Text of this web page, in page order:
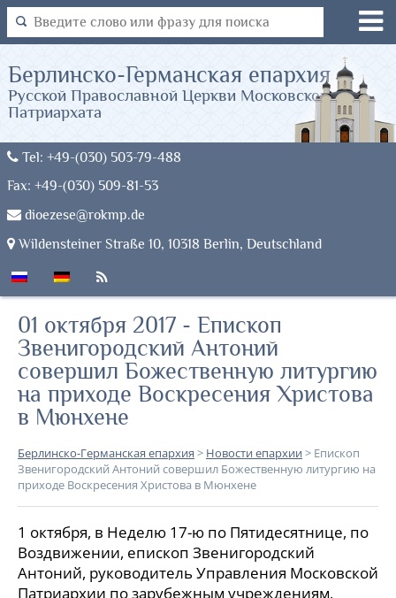
Tel: +49-(030) 503-79-488
Fax: +49-(030) 509-81-53
dioezese@rokmp.de
Wildensteiner Straße 10, 10318 Berlin, Deutschland
Берлинско-Германская епархия
Русской Православной Церкви Московского
Патриархата
01 октября 2017 - Епископ
Звенигородский Антоний
совершил Божественную литургию
на приходе Воскресения Христова
в Мюнхене
Берлинско-Германская епархия > Новости епархии> Епископ
Звенигородский Антоний совершил Божественную литургию на
приходе Воскресения Христова в Мюнхене
1 октября, в Неделю 17-ю по Пятидесятнице, по
Воздвижении, епископ Звенигородский
Антоний, руководитель Управления Московской
Патриархии по зарубежным учреждениям,